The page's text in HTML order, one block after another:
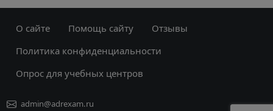
О сайте Помощь сайту
Отзывы
Политика конфиденциальности
Опрос для учебных центров
admin@adrexam.ru